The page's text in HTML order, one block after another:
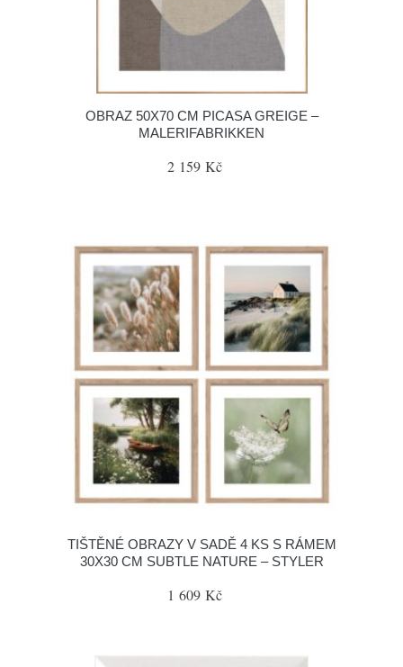
OBRAZ 50X70 CM PICASA GREIGE –
MALERIFABRIKKEN
2 159 Kč
TIŠTĚNÉ OBRAZY V SADĚ 4 KS S RÁMEM
30X30 CM SUBTLE NATURE – STYLER
1 609 Kč